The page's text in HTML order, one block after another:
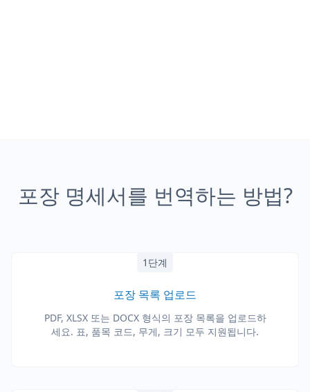
포장 명세서를 번역하는 방법?
1단계
포장 목록 업로드
PDF, XLSX 또는 DOCX 형식의 포장 목록을 업로드하
세요. 표, 품목 코드, 무게, 크기 모두 지원됩니다.